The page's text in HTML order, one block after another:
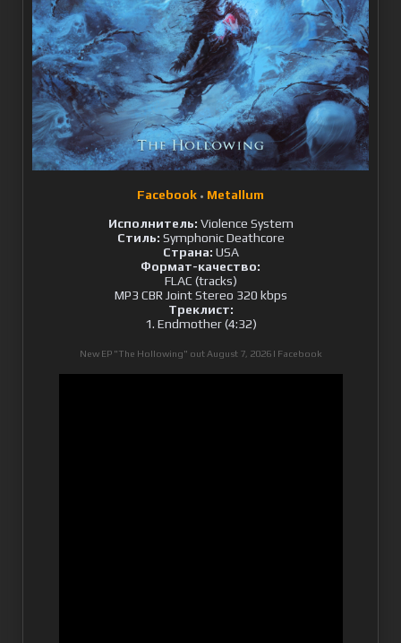
Facebook • Metallum
Исполнитель: Violence System
Стиль: Symphonic Deathcore
Страна: USA
Формат-качество:
FLAC (tracks)
MP3 CBR Joint Stereo 320 kbps
Треклист:
1. Endmother (4:32)
New EP "The Hollowing" out August 7, 2026 | Facebook